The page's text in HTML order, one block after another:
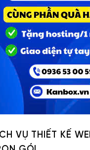
VỤ THIẾT KẾ